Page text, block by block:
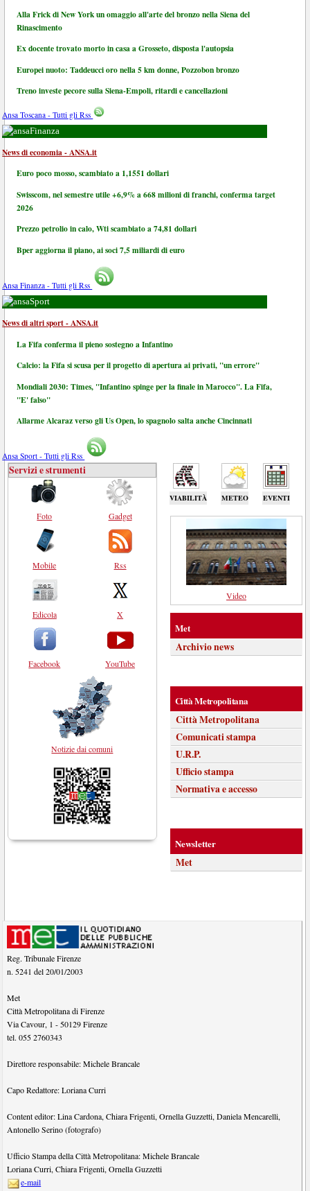
Alla Frick di New York un omaggio all'arte del bronzo nella Siena del
Rinascimento
Ex docente trovato morto in casa a Grosseto, disposta l'autopsia
Europei nuoto: Taddeucci oro nella 5 km donne, Pozzobon bronzo
Treno investe pecore sulla Siena-Empoli, ritardi e cancellazioni
Ansa Toscana - Tutti gli Rss
Finanza
News di economia - ANSA.it
Euro poco mosso, scambiato a 1,1551 dollari
Swisscom, nel semestre utile +6,9% a 668 milioni di franchi, conferma target
2026
Prezzo petrolio in calo, Wti scambiato a 74,81 dollari
Bper aggiorna il piano, ai soci 7,5 miliardi di euro
Ansa Finanza - Tutti gli Rss
Sport
News di altri sport - ANSA.it
La Fifa conferma il pieno sostegno a Infantino
Calcio: la Fifa si scusa per il progetto di apertura ai privati, "un errore"
Mondiali 2030: Times, "Infantino spinge per la finale in Marocco". La Fifa,
"E' falso"
Allarme Alcaraz verso gli Us Open, lo spagnolo salta anche Cincinnati
Ansa Sport - Tutti gli Rss
VIABILITÀ METEO EVENTI
Servizi e strumenti
Foto
Mobile
Edicola
Facebook
Gadget
Rss
X
YouTube
Notizie dai comuni
Video
Met
Archivio news
Città Metropolitana
Città Metropolitana
Comunicati stampa
U.R.P.
Ufficio stampa
Normativa e accesso
Newsletter
Met
Reg. Tribunale Firenze
n. 5241 del 20/01/2003
Met
Città Metropolitana di Firenze
Via Cavour, 1 -50129 Firenze
tel.055 2760343
Direttore responsabile:Michele Brancale
Capo Redattore:Loriana Curri
Content editor:Lina Cardona,Chiara Frigenti,Ornella Guzzetti,Daniela Mencarelli,
Antonello Serino (fotografo)
Ufficio Stampa della Città Metropolitana:Michele Brancale
Loriana Curri,Chiara Frigenti,Ornella Guzzetti
e-mail